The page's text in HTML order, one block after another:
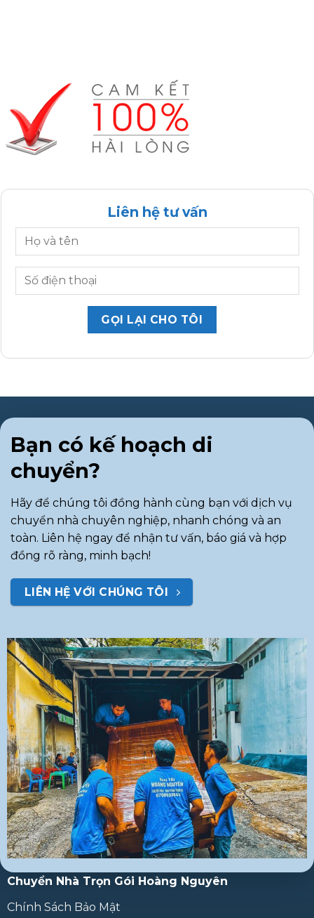
Liên hệ tư vấn
Bạn có kế hoạch di
chuyển?
Hãy để chúng tôi đồng hành cùng bạn với dịch vụ
chuyển nhà chuyên nghiệp, nhanh chóng và an
toàn. Liên hệ ngay để nhận tư vấn, báo giá và hợp
đồng rõ ràng, minh bạch!
LIÊN HỆ VỚI CHÚNG TÔI
Chuyển Nhà Trọn Gói Hoàng Nguyên
Chính Sách Bảo Mật